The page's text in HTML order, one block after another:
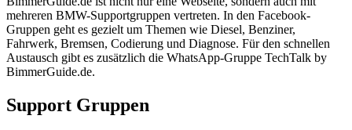
mehreren BMW-Supportgruppen vertreten. In den Facebook-
Gruppen geht es gezielt um Themen wie Diesel, Benziner,
Fahrwerk, Bremsen, Codierung und Diagnose. Für den schnellen
Austausch gibt es zusätzlich die WhatsApp-Gruppe TechTalk by
BimmerGuide.de.
Support Gruppen